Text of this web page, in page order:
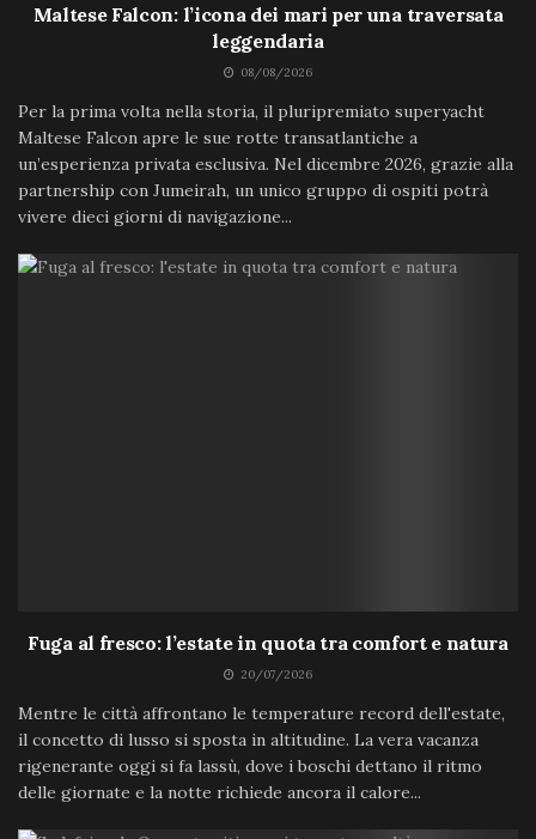
Maltese Falcon: l’icona dei mari per una traversata
leggendaria
08/08/2026
Per la prima volta nella storia, il pluripremiato superyacht
Maltese Falcon apre le sue rotte transatlantiche a
un’esperienza privata esclusiva. Nel dicembre 2026, grazie alla
partnership con Jumeirah, un unico gruppo di ospiti potrà
vivere dieci giorni di navigazione...
Fuga al fresco: l’estate in quota tra comfort e natura
20/07/2026
Mentre le città affrontano le temperature record dell'estate,
il concetto di lusso si sposta in altitudine. La vera vacanza
rigenerante oggi si fa lassù, dove i boschi dettano il ritmo
delle giornate e la notte richiede ancora il calore...